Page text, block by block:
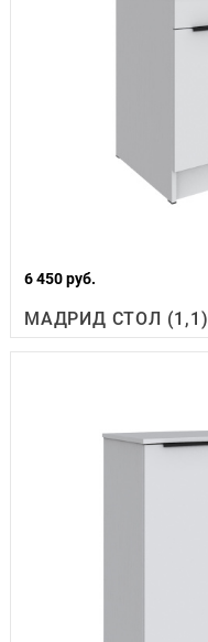
6 450 руб.
МАДРИД СТОЛ (1,1)